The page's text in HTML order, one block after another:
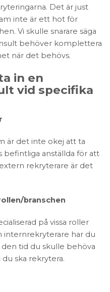
Det är just
inte är ett hot för
Vi skulle snarare säga
behöver komplettera
när det behövs.
in en
vid specifika
är det inte okej att ta
anställda för att
rekryterare är det
branschen
på vissa roller
internrekryterare har du
tid du skulle behöva
ska rekrytera.